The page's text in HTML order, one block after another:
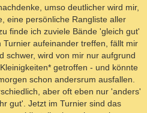
umso deutlicher wird mir,
eine persönliche Rangliste aller
finde ich zuviele Bände 'gleich gut'
aufeinander treffen, fällt mir
schwer, wird von mir nur aufgrund
getroffen - und könnte
schon andersrum ausfallen.
aber oft eben nur 'anders'
gut'. Jetzt im Turnier sind das